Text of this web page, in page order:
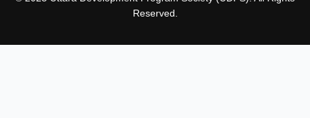
Reserved.